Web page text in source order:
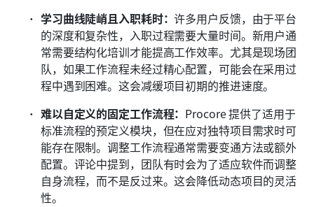
学习曲线陡峭且入职耗时：许多用户反馈，由于平台
的深度和复杂性，入职过程需要大量时间。新用户通
常需要结构化培训才能提高工作效率。尤其是现场团
队，如果工作流程未经过精心配置，可能会在采用过
程中遇到困难。这会减缓项目初期的推进速度。
难以自定义的固定工作流程： Procore 提供了适用于
标准流程的预定义模块，但在应对独特项目需求时可
能存在限制。调整工作流程通常需要变通方法或额外
配置。评论中提到，团队有时会为了适应软件而调整
自身流程，而不是反过来。这会降低动态项目的灵活
性。